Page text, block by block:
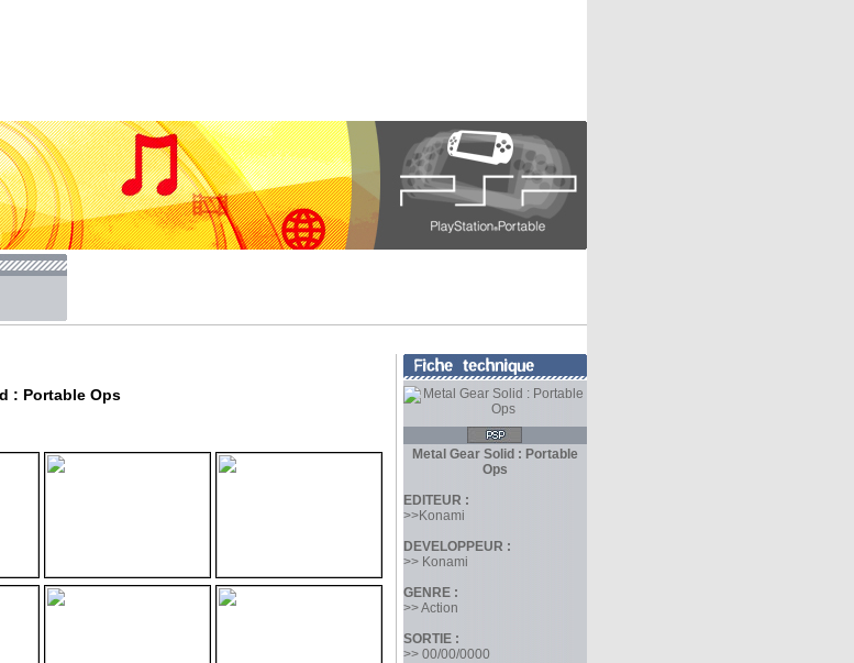
: Portable Ops
Metal Gear Solid : Portable
Ops
EDITEUR :
>>Konami
DEVELOPPEUR :
>> Konami
GENRE :
>> Action
SORTIE :
>> 00/00/0000